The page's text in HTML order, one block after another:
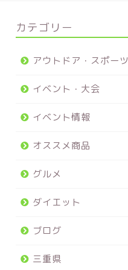
カテゴリー
アウトドア・スポーツ
イベント・大会
イベント情報
オススメ商品
グルメ
ダイエット
ブログ
三重県